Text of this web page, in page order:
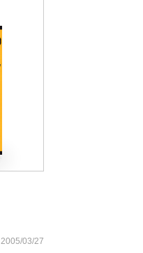
2005/03/27